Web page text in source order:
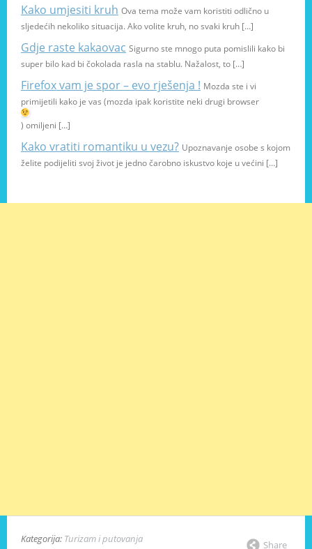
Kako umjesiti kruh Ova tema može vam koristiti odlično u
sljedećih nekoliko situacija. Ako volite kruh, no svaki kruh […]
Gdje raste kakaovac Sigurno ste mnogo puta pomislili kako bi
super bilo kad bi čokolada rasla na stablu. Nažalost, to […]
Firefox vam je spor – evo rješenja ! Mozda ste i vi
primijetili kako je vas (mozda ipak koristite neki drugi browser
) omiljeni […]
Kako vratiti romantiku u vezu? Upoznavanje osobe s kojom
želite podijeliti svoj život je jedno čarobno iskustvo koje u većini […]
Kategorija: Turizam i putovanja
Share